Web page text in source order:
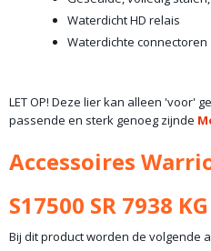
Waterdicht HD relais
Waterdichte connectoren
LET OP! Deze lier kan alleen 'voor'
passende en sterk genoeg zijnde
Accessoires
S17500 SR 7938
Bij dit product worden de volgende